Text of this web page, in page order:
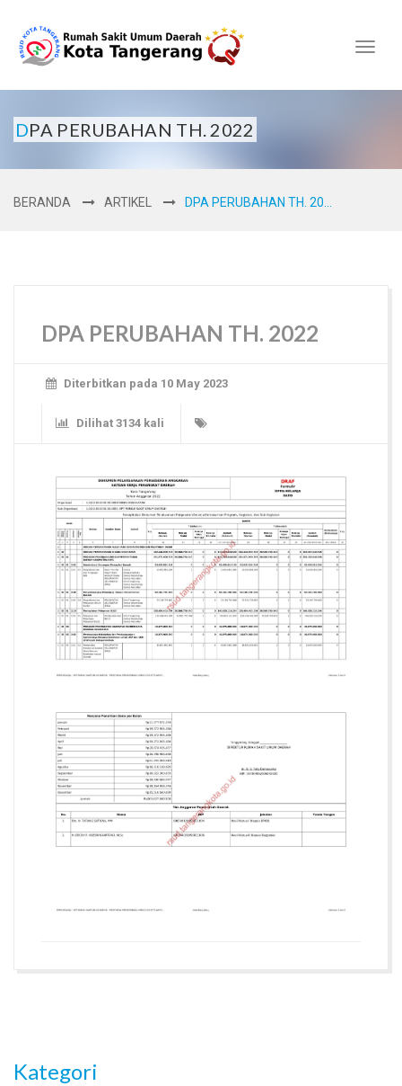
Toggle
DPA PERUBAHAN TH. 2022
BERANDA ARTIKEL DPA PERUBAHAN TH. 20...
DPA PERUBAHAN TH. 2022
Diterbitkan pada 10 May 2023
Dilihat 3134 kali
Kategori